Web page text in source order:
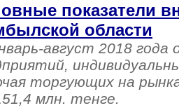
показатели
области
август 2018
торгующих на
млн. тенге.